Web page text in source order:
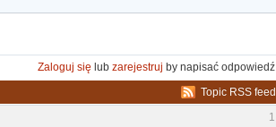
Zaloguj się lub zarejestruj by napisać odpowiedź
Topic RSS feed
1